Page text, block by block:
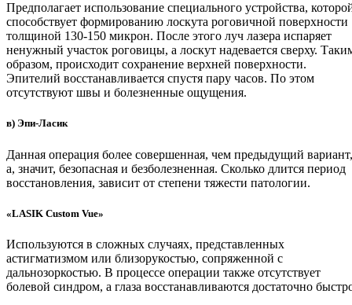
Предполагает использование специального устройства,
способствует формированию лоскута роговичной поверхности
толщиной 130-150 микрон. После этого луч лазера испаряет
ненужный участок роговицы, а лоскут надевается сверху.
образом, происходит сохранение верхней поверхности.
Эпителий восстанавливается спустя пару часов. По этом
отсутствуют швы и болезненные ощущения.
в) Эпи-Ласик
Данная операция более совершенная, чем предыдущий вариант,
а, значит, безопасная и безболезненная. Сколько длится период
восстановления, зависит от степени тяжести патологии.
«LASIK Custom Vue»
Используются в сложных случаях, представленных
астигматизмом или близорукостью, сопряженной с
дальнозоркостью. В процессе операции также отсутствует
болевой синдром, а глаза восстанавливаются достаточно